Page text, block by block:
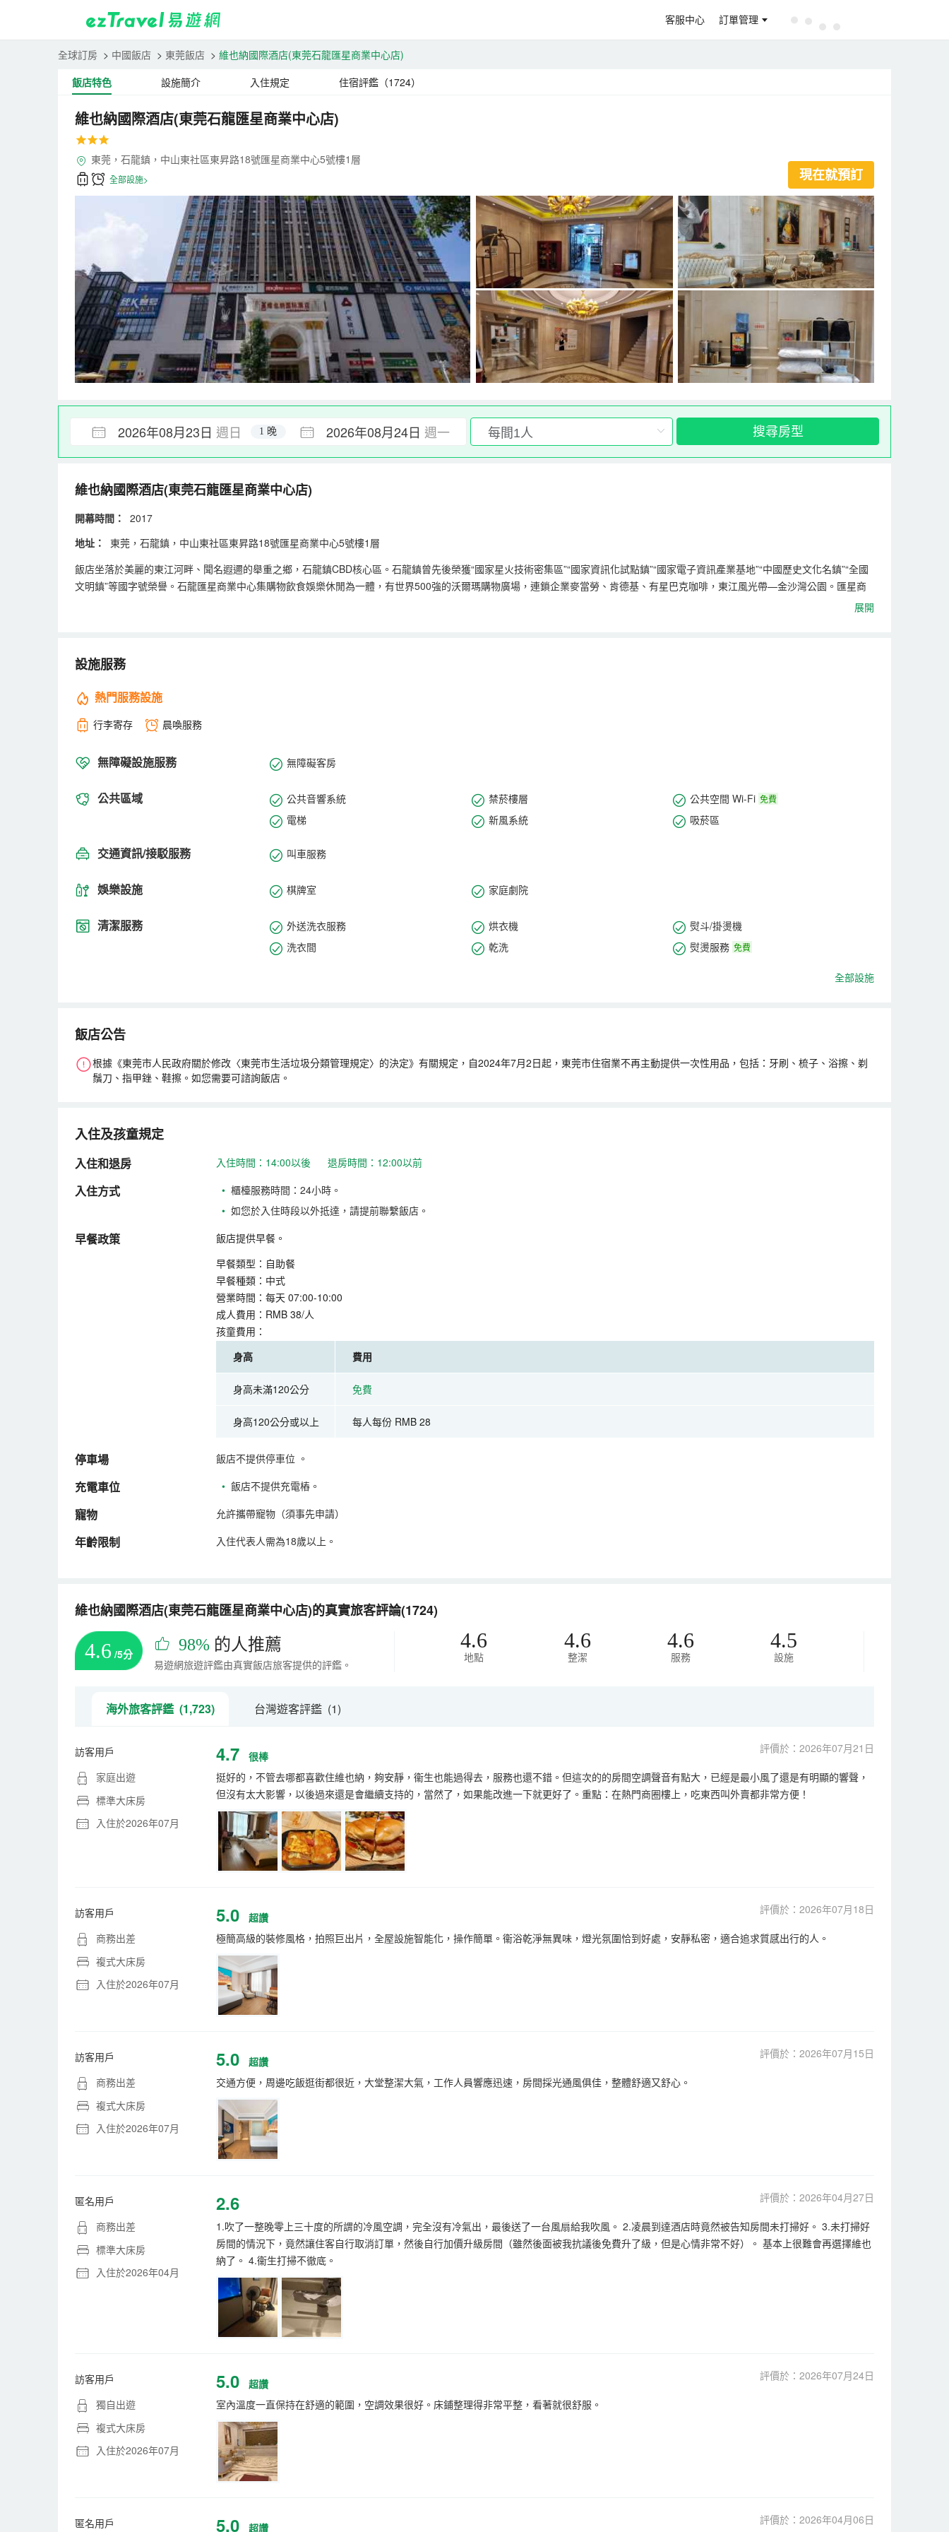
客服中心 訂單管理
全球訂房 > 中國飯店 > 東莞飯店 > 維也納國際酒店(東莞石龍匯星商業中心店)
飯店特色
設施簡介 入住規定 住宿評鑑（1724）
維也納國際酒店(東莞石龍匯星商業中心店)
東莞，石龍鎮，中山東社區東昇路18號匯星商業中心5號樓1層
全部設施> 現在就預訂
2026年08月23日 週日 2026年08月24日 週一
1 晚 搜尋房型
維也納國際酒店(東莞石龍匯星商業中心店)
開幕時間：
2017
地址：
東莞，石龍鎮，中山東社區東昇路18號匯星商業中心5號樓1層
飯店坐落於美麗的東江河畔、聞名遐邇的舉重之鄉，石龍鎮CBD核心區。石龍鎮曾先後榮獲“國家星火技術密集區”“國家資訊化試點鎮”“國家電子資訊產業基地”“中國歷史文化名鎮”“全國
文明鎮”等國字號榮譽。石龍匯星商業中心集購物飲食娛樂休閒為一體，有世界500強的沃爾瑪購物廣場，連鎖企業麥當勞、肯德基、有星巴克咖啡，東江風光帶—金沙灣公園。匯星商
業中心店交通便利，距離東莞火車站約5分鐘車程；深圳機場約半小時車程；有通向東莞各鎮街區公交巴士。飯店門口有開通直達東莞火車站的商旅專線快巴，出行極為方便。飯店按星
“紳士般的品味，淑女般的親切”我們深信是您在石龍下榻的理想佳地。
展開
設施服務
熱門服務設施
行李寄存 晨喚服務
無障礙設施服務 無障礙客房
公共區域 公共音響系統 禁菸樓層 公共空間 Wi-Fi 免費
電梯 新風系統 吸菸區
交通資訊/接駁服務 叫車服務
娛樂設施 棋牌室 家庭劇院
清潔服務 外送洗衣服務 烘衣機
熨斗/掛燙機
洗衣間
乾洗 熨燙服務 免費
全部設施
飯店公告
根據《東莞市人民政府關於修改〈東莞市生活垃圾分類管理規定〉的決定》有關規定，自2024年7月2日起，東莞市住宿業不再主動提供一次性用品，包括：牙刷、梳子、浴擦、剃
鬚刀、指甲銼、鞋擦。如您需要可諮詢飯店。
入住及孩童規定
入住和退房 入住時間：14:00以後 退房時間：12:00以前
入住方式 • 櫃檯服務時間：24小時。
• 如您於入住時段以外抵達，請提前聯繫飯店。
早餐政策
飯店提供早餐。
早餐類型：自助餐
早餐種類：中式
營業時間：每天 07:00-10:00
成人費用：RMB 38/人
孩童費用：
身高
費用
身高未滿120公分 免費
身高120公分或以上 每人每份 RMB 28
停車場 飯店不提供停車位 。
充電車位 • 飯店不提供充電樁。
寵物 允許攜帶寵物（須事先申請）
年齡限制 入住代表人需為18歲以上。
維也納國際酒店(東莞石龍匯星商業中心店)的真實旅客評論(1724)
4.6 /5分 98% 的人推薦
易遊網旅遊評鑑由真實飯店旅客提供的評鑑。
4.6
地點
4.6
整潔
4.6
服務
4.5
設施
海外旅客評鑑 (1,723) 台灣遊客評鑑 (1)
訪客用戶
家庭出遊
標準大床房
入住於2026年07月
4.7 很棒
評價於：2026年07月21日
挺好的，不管去哪都喜歡住維也納，夠安靜，衞生也能過得去，服務也還不錯。但這次的的房間空調聲音有點大，已經是最小風了還是有明顯的響聲，
但沒有太大影響，以後過來還是會繼續支持的，當然了，如果能改進一下就更好了。重點：在熱門商圈樓上，吃東西叫外賣都非常方便！
訪客用戶
商務出差
複式大床房
入住於2026年07月
5.0 超讚
評價於：2026年07月18日
極簡高級的裝修風格，拍照巨出片，全屋設施智能化，操作簡單。衞浴乾淨無異味，燈光氛圍恰到好處，安靜私密，適合追求質感出行的人。
訪客用戶
商務出差
複式大床房
入住於2026年07月
5.0 超讚
評價於：2026年07月15日
交通方便，周邊吃飯逛街都很近，大堂整潔大氣，工作人員響應迅速，房間採光通風俱佳，整體舒適又舒心。
匿名用戶
商務出差
標準大床房
入住於2026年04月
2.6 評價於：2026年04月27日
1.吹了一整晚零上三十度的所謂的冷風空調，完全沒有冷氣出，最後送了一台風扇給我吹風。 2.凌晨到達酒店時竟然被告知房間未打掃好。 3.未打掃好
房間的情況下，竟然讓住客自行取消訂單，然後自行加價升級房間（雖然後面被我抗議後免費升了級，但是心情非常不好）。 基本上很難會再選擇維也
納了。 4.衞生打掃不徹底。
訪客用戶
獨自出遊
複式大床房
入住於2026年07月
5.0 超讚
評價於：2026年07月24日
室內溫度一直保持在舒適的範圍，空調效果很好。床鋪整理得非常平整，看著就很舒服。
匿名用戶 5.0 超讚
評價於：2026年04月06日